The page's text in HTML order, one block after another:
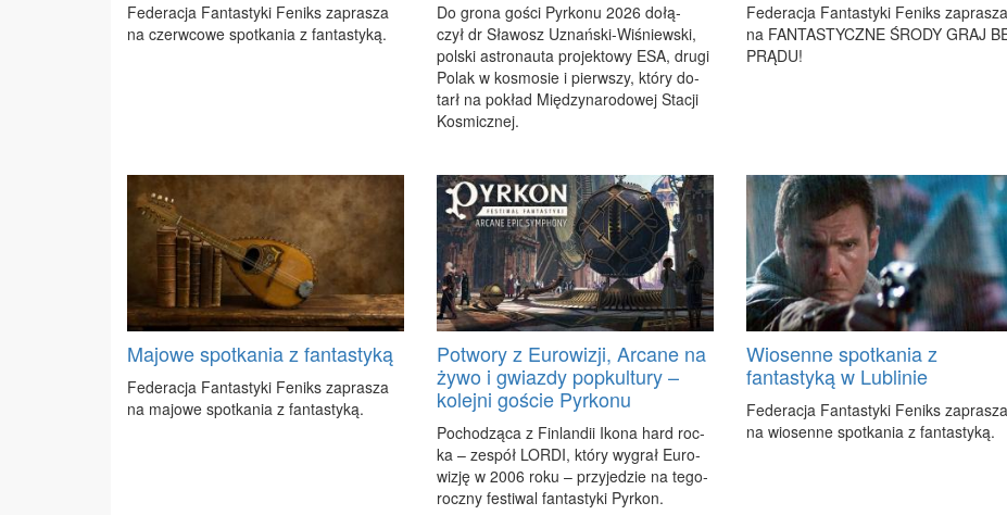
Fe­de­ra­cja Fan­ta­sty­ki Fe­niks za­pra­sza
na czerw­co­we spo­tka­nia z fan­ta­sty­ką.
Do gro­na go­ści Pyr­ko­nu 2026 do­łą­
czył dr Sła­wosz Uznań­ski-Wi­śniew­ski,
pol­ski astro­nau­ta pro­jek­to­wy ESA, dru­gi
Po­lak w ko­smo­sie i pierw­szy, któ­ry do­
tarł na po­kład Mię­dzy­na­ro­do­wej Sta­cji
Ko­smicz­nej.
Fe­de­ra­cja Fan­ta­sty­ki Fe­niks za­pra­sza
na FAN­TA­STYCZ­NE ŚRO­DY GRAJ
PRĄ­DU!
Majowe spotkania z fantastyką
Fe­de­ra­cja Fan­ta­sty­ki Fe­niks za­pra­sza
na ma­jo­we spo­tka­nia z fan­ta­sty­ką.
Potwory z Eurowizji, Arcane na
żywo i gwiazdy popkultury –
kolejni goście Pyrkonu
Po­cho­dzą­ca z Fin­lan­dii Iko­na hard roc­
ka – ze­spół LOR­DI, któ­ry wy­grał Eu­ro­
wi­zję w 2006 ro­ku – przy­je­dzie na te­go­
rocz­ny fe­sti­wal fan­ta­sty­ki Pyr­kon.
Wiosenne spotkania z
fantastyką w Lublinie
Fe­de­ra­cja Fan­ta­sty­ki Fe­niks za­pra­sza
na wio­sen­ne spo­tka­nia z fan­ta­sty­ką.